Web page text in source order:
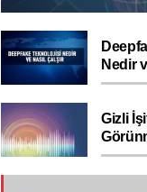
Nedir
Gizli